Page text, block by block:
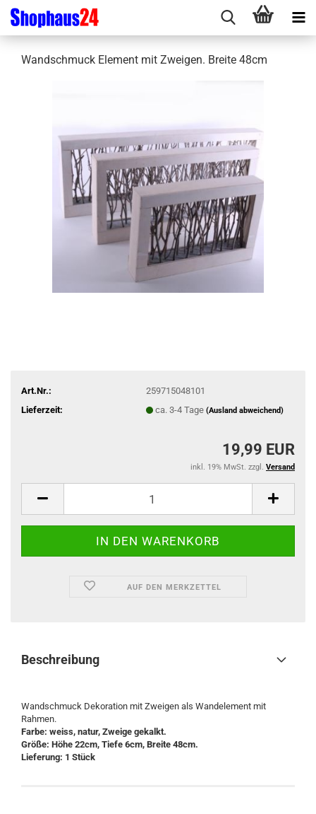
Wandschmuck Element mit Zweigen. Breite 48cm
Art.Nr.:
259715048101
Lieferzeit:
ca. 3-4 Tage (Ausland abweichend)
19,99 EUR
inkl. 19% MwSt. zzgl. Versand
AUF DEN MERKZETTEL
Beschreibung
Wandschmuck Dekoration mit Zweigen als Wandelement mit
Rahmen.
Farbe: weiss, natur, Zweige gekalkt.
Größe: Höhe 22cm, Tiefe 6cm, Breite 48cm.
Lieferung: 1 Stück